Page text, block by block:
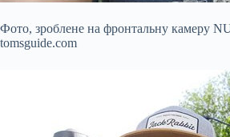
Фото, зроблене на фронтальну камеру
tomsguide.com